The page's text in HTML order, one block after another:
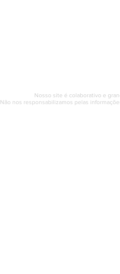
Nosso site é colaborativo e
Não nos responsabilizamos pelas